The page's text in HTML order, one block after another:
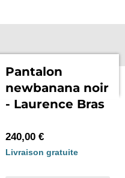
Pantalon
newbanana noir
- Laurence Bras
240,00 €
Livraison gratuite